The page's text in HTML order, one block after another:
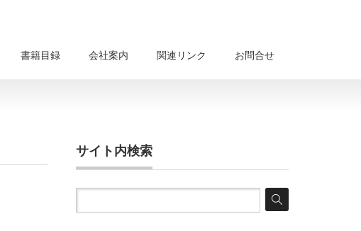
書籍目録 会社案内 関連リンク お問合せ
サイト内検索